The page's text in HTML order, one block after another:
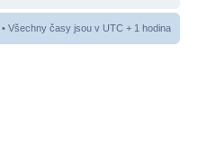
• Všechny časy jsou v UTC + 1 hodina